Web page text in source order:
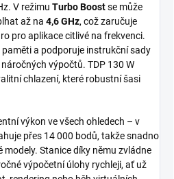
V režimu Turbo Boostse může
až na 4,6 GHz, což zaručuje
pro aplikace citlivé na frekvenci.
a podporuje instrukční sady
výpočtů. TDP 130 W
chlazení, které robustní šasi
výkon ve všech ohledech – v
přes 14 000 bodů, takže snadno
Stanice díky němu zvládne
výpočetní úlohy rychleji, ať už